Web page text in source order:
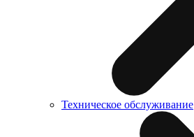
Техническое обслуживание